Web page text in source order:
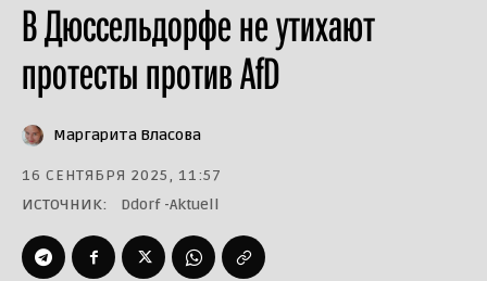
В Дюссельдорфе не утихают
протесты против AfD
Маргарита Власова
16 СЕНТЯБРЯ 2025, 11:57
ИСТОЧНИК:
Ddorf -Aktuell